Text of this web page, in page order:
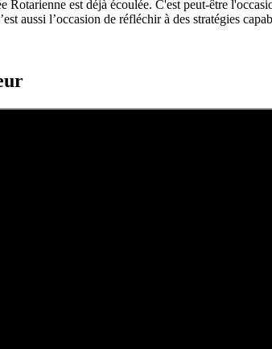
est déjà écoulée. C'est peut-être
aussi l’occasion de réfléchir à des stratégies